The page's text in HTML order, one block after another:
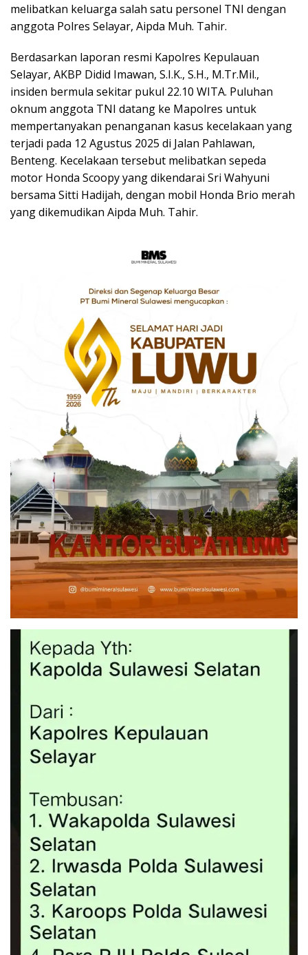
melibatkan keluarga salah satu personel TNI dengan
anggota Polres Selayar, Aipda Muh. Tahir.
‎Berdasarkan laporan resmi Kapolres Kepulauan
Selayar, AKBP Didid Imawan, S.I.K., S.H., M.Tr.Mil.,
insiden bermula sekitar pukul 22.10 WITA. Puluhan
oknum anggota TNI datang ke Mapolres untuk
mempertanyakan penanganan kasus kecelakaan yang
terjadi pada 12 Agustus 2025 di Jalan Pahlawan,
Benteng. Kecelakaan tersebut melibatkan sepeda
motor Honda Scoopy yang dikendarai Sri Wahyuni
bersama Sitti Hadijah, dengan mobil Honda Brio merah
yang dikemudikan Aipda Muh. Tahir.